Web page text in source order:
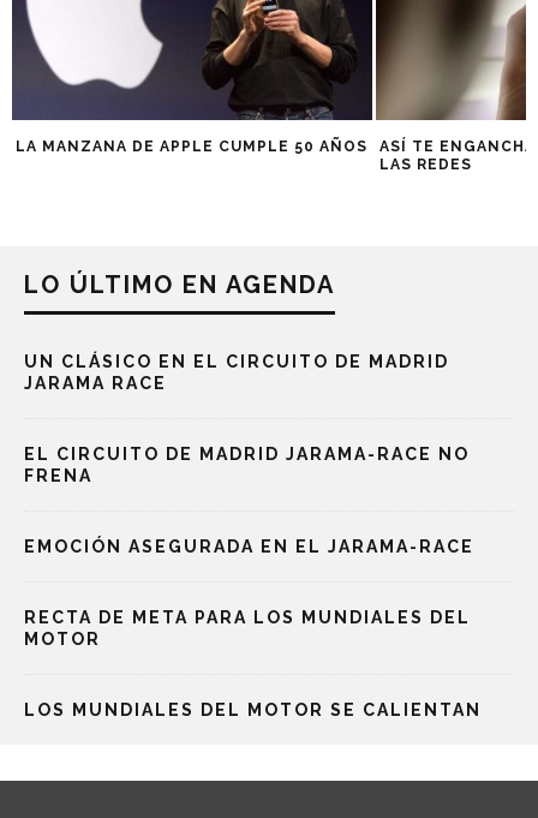
LA MANZANA DE APPLE CUMPLE 50 AÑOS
ASÍ TE
LAS REDES
LO ÚLTIMO EN AGENDA
UN CLÁSICO EN EL CIRCUITO DE MADRID
JARAMA RACE
EL CIRCUITO DE MADRID JARAMA-RACE NO
FRENA
EMOCIÓN ASEGURADA EN EL JARAMA-RACE
RECTA DE META PARA LOS MUNDIALES DEL
MOTOR
LOS MUNDIALES DEL MOTOR SE CALIENTAN